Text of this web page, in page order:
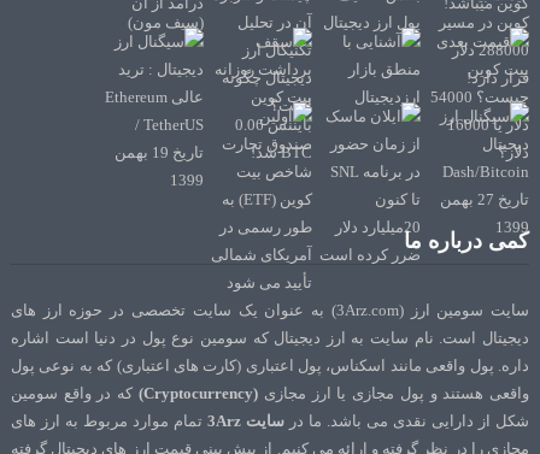
کمی درباره ما
سایت سومین ارز (3Arz.com) به عنوان یک سایت تخصصی در حوزه ارز های
دیجیتال است. نام سایت به ارز دیجیتال که سومین نوع پول در دنیا است اشاره
داره. پول واقعی مانند اسکناس، پول اعتباری (کارت های اعتباری) که به نوعی پول
واقعی هستند و پول مجازی یا ارز مجازی (Cryptocurrency)
که در واقع سومین
شکل از دارایی نقدی می باشد. ما در سایت 3Arz
تمام موارد مربوط به ارز های
مجازی را در نظر گرفته و ارائه می کنیم. از پیش بینی قیمت ارز های دیجیتال گرفته